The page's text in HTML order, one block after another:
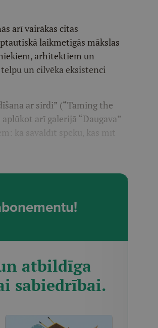
arī vairākas citas
laikmetīgās mākslas
arhitektiem un
un cilvēka eksistenci
ar sirdi” (“Taming the
arī galerijā “Daugava”
kā savaldīt spēku, kas mīt
atbildīga
sabiedrībai.